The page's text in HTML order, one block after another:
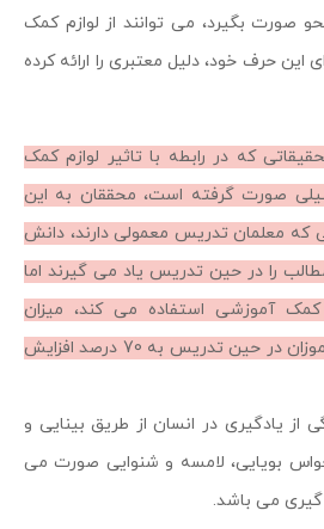
صورت بگیرد، می توانند از لوازم کمک
این حرف خود، دلیل معتبری را ارائه کرده
که در رابطه با تاثیر لوازم کمک
صورت گرفته است، محققان به این
که معلمان تدریس معمولی دارند، دانش
را در حین تدریس یاد می گیرند اما
کمک آموزشی استفاده می کند، میزان
یادگیری و بازدهی دانش آموزان در حین تدریس به 70 درصد افزایش
یادگیری در انسان از طریق بینایی و
بویایی، لامسه و شنوایی صورت می
گیری می باشد.